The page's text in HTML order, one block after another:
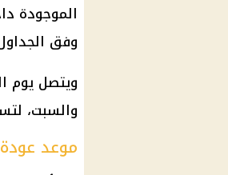
الموجودة
وفق
ويتصل يوم
والسبت،
موعد